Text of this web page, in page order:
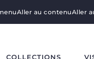
Aller au contenuAller
COLLECTIONS